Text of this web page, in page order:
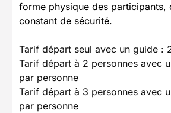
forme physique des participants,
constant de sécurité.
Tarif départ seul avec un guide :
Tarif départ à 2 personnes avec
par personne
Tarif départ à 3 personnes avec
par personne